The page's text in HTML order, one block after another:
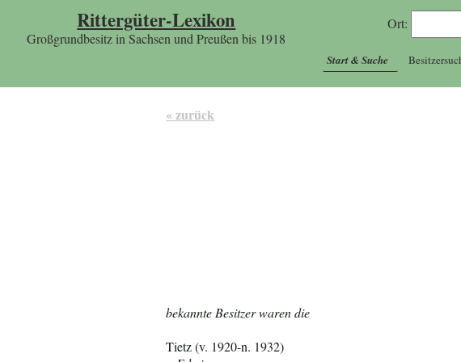
Rittergüter-Lexikon
Großgrundbesitz in Sachsen und Preußen bis 1918
Ort:
Start & Suche
« zurück
bekannte Besitzer waren die
Tietz (v. 1920-n. 1932)